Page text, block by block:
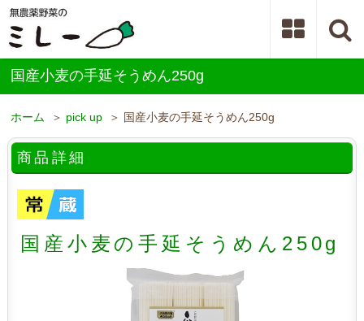
国産小麦の手延そうめん250g
ホーム ＞ pick up ＞ 国産小麦の手延そうめん250g
商品詳細
国産小麦の手延そうめん250g